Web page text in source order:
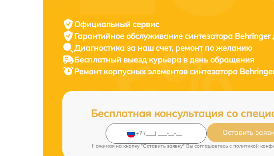
Официальный сервис
Гарантийное обслуживание синтезатора Behringer
Диагностика за наш счет, ремонт по желанию
Бесплатный выезд курьера в день обращения
Ремонт корпусных элементов синтезатора
Бесплатная консультация со
Оставить
Нажимая на кнопку "Оставить заявку" Вы соглашаетесь c политикой